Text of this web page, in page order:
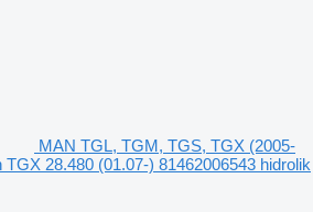
MAN TGL, TGM, TGS, TGX (2005-
28.480 (01.07-) 81462006543 hidrolik